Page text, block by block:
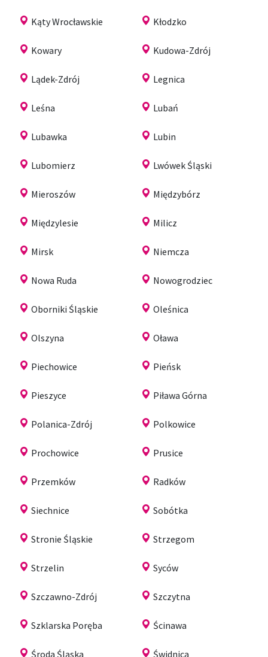
Kąty Wrocławskie Kłodzko
Kowary Kudowa-Zdrój
Lądek-Zdrój Legnica
Leśna Lubań
Lubawka Lubin
Lubomierz Lwówek Śląski
Mieroszów Międzybórz
Międzylesie Milicz
Mirsk Niemcza
Nowa Ruda Nowogrodziec
Oborniki Śląskie Oleśnica
Olszyna Oława
Piechowice Pieńsk
Pieszyce Piława Górna
Polanica-Zdrój Polkowice
Prochowice Prusice
Przemków Radków
Siechnice Sobótka
Stronie Śląskie Strzegom
Strzelin Syców
Szczawno-Zdrój Szczytna
Szklarska Poręba Ścinawa
Środa Śląska Świdnica